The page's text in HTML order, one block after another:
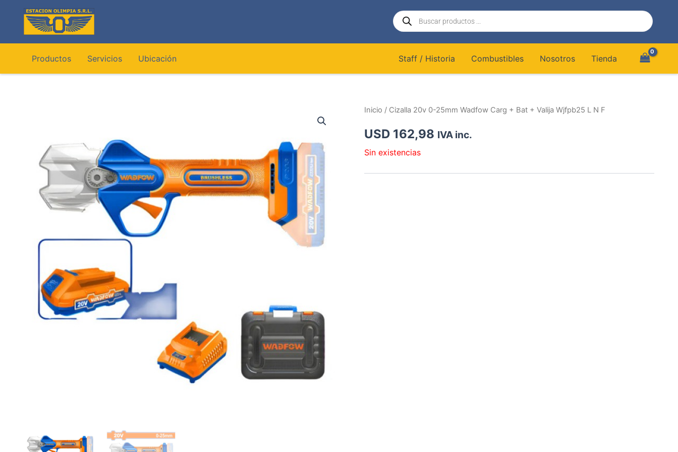
contenido
Búsqueda
de
productos
Productos Servicios Ubicación Staff / Historia Combustibles Nosotros Tienda
Inicio / Cizalla 20v 0-25mm Wadfow Carg + Bat + Valija Wjfpb25 L N F
USD 162,98 IVA inc.
Sin existencias